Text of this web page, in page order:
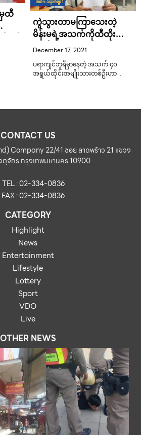
ထီ
ရန်
းကို
မှတ်
ကွဲသွားတာမကြာသေးတဲ့
မိန်းမရဲ့အသက်ကိုထီထိုး
လိုက်ရာက ပထမဆုကံထူး
သွားခဲ့တဲ့ထိုင်းအမျိုးသား !
December 17, 2021
ပရာကျင်ဘူရီမှာနေတဲ့ အသက် ၄၀
အရွယ်ထိုင်းအမျိုးသားတစ်ဦးဟာ …
CONTACT US
Company 22/41 ซอย ลาดพร้าว 21 แขวง
ตุจักร กรุงเทพมหานคร 10900
TEL : 02-334-0836
FAX : 02-334-0836
CATEGORY
Highlight
News
Entertainment
Lifestyle
Lottery
Sport
VDO
Live
OTHER NEWS